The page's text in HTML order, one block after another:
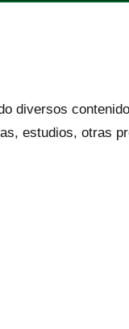
diversos
estudios, otras